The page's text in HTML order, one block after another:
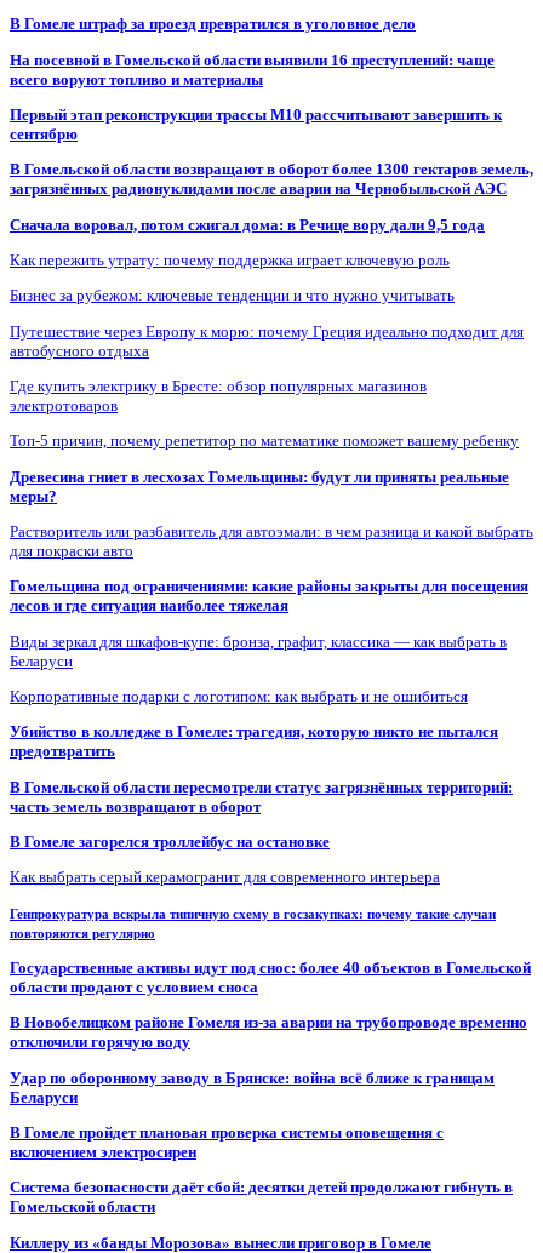
В Гомеле штраф за проезд превратился в уголовное дело
На посевной в Гомельской области выявили 16 преступлений: чаще
всего воруют топливо и материалы
Первый этап реконструкции трассы М10 рассчитывают завершить к
сентябрю
В Гомельской области возвращают в оборот более 1300 гектаров земель,
загрязнённых радионуклидами после аварии на Чернобыльской АЭС
Сначала воровал, потом сжигал дома: в Речице вору дали 9,5 года
Как пережить утрату: почему поддержка играет ключевую роль
Бизнес за рубежом: ключевые тенденции и что нужно учитывать
Путешествие через Европу к морю: почему Греция идеально подходит для
автобусного отдыха
Где купить электрику в Бресте: обзор популярных магазинов
электротоваров
Топ-5 причин, почему репетитор по математике поможет вашему ребенку
Древесина гниет в лесхозах Гомельщины: будут ли приняты реальные
меры?
Растворитель или разбавитель для автоэмали: в чем разница и какой выбрать
для покраски авто
Гомельщина под ограничениями: какие районы закрыты для посещения
лесов и где ситуация наиболее тяжелая
Виды зеркал для шкафов-купе: бронза, графит, классика — как выбрать в
Беларуси
Корпоративные подарки с логотипом: как выбрать и не ошибиться
Убийство в колледже в Гомеле: трагедия, которую никто не пытался
предотвратить
В Гомельской области пересмотрели статус загрязнённых территорий:
часть земель возвращают в оборот
В Гомеле загорелся троллейбус на остановке
Как выбрать серый керамогранит для современного интерьера
Генпрокуратура вскрыла типичную схему в госзакупках: почему такие случаи
повторяются регулярно
Государственные активы идут под снос: более 40 объектов в Гомельской
области продают с условием сноса
В Новобелицком районе Гомеля из-за аварии на трубопроводе временно
отключили горячую воду
Удар по оборонному заводу в Брянске: война всё ближе к границам
Беларуси
В Гомеле пройдет плановая проверка системы оповещения с
включением электросирен
Система безопасности даёт сбой: десятки детей продолжают гибнуть в
Гомельской области
Киллеру из «банды Морозова» вынесли приговор в Гомеле